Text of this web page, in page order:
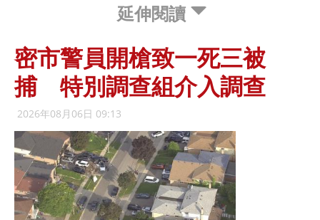
延伸閱讀
密市警員開槍致一死三被
捕 特別調查組介入調查
2026年08月06日 09:13